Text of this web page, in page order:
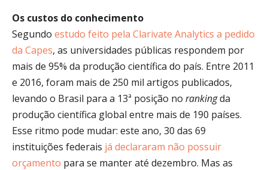
Os custos do conhecimento
Segundo estudo feito pela Clarivate Analytics a pedido
da Capes, as universidades públicas respondem por
mais de 95% da produção científica do país. Entre 2011
e 2016, foram mais de 250 mil artigos publicados,
levando o Brasil para a 13ª posição no rankingda
produção científica global entre mais de 190 países.
Esse ritmo pode mudar: este ano, 30 das 69
instituições federais já declararam não possuir
orçamento para se manter até dezembro. Mas as